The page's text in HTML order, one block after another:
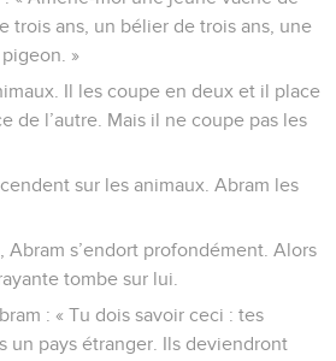
trois ans, un bélier de trois ans, une
»
Il les coupe en deux et il place
de l’autre. Mais il ne coupe pas les
sur les animaux. Abram les
Abram s’endort profondément. Alors
tombe sur lui.
: « Tu dois savoir ceci : tes
un pays étranger. Ils deviendront